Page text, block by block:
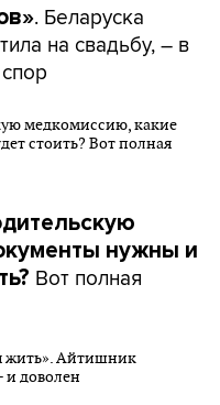
. Беларуска
на свадьбу, – в
нужны и
Вот полная